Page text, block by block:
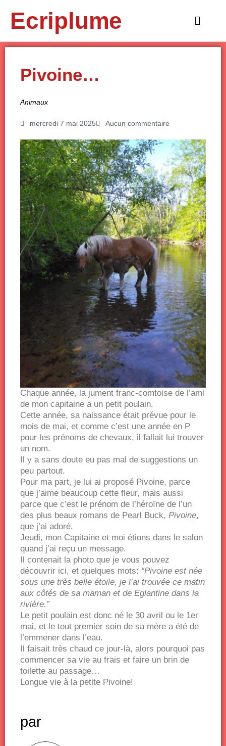
contenuEcriplume
Main
Pivoine…
Animaux
mercredi 7 mai 2025 Aucun commentaire
Chaque année, la jument franc-comtoise de l’ami
de mon capitaine a un petit poulain.
Cette année, sa naissance était prévue pour le
mois de mai, et comme c’est une année en P
pour les prénoms de chevaux, il fallait lui trouver
un nom.
Il y a sans doute eu pas mal de suggestions un
peu partout.
Pour ma part, je lui ai proposé Pivoine, parce
que j’aime beaucoup cette fleur, mais aussi
parce que c’est le prénom de l’héroïne de l’un
des plus beaux romans de Pearl Buck, Pivoine,
que j’ai adoré.
Jeudi, mon Capitaine et moi étions dans le salon
quand j’ai reçu un message.
Il contenait la photo que je vous pouvez
découvrir ici, et quelques mots: “Pivoine est née
sous une très belle étoile, je l’ai trouvée ce matin
aux côtés de sa maman et de Eglantine dans la
rivière.”
Le petit poulain est donc né le 30 avril ou le 1er
mai, et le tout premier soin de sa mère a été de
l’emmener dans l’eau.
Il faisait très chaud ce jour-là, alors pourquoi pas
commencer sa vie au frais et faire un brin de
toilette au passage…
Longue vie à la petite Pivoine!
par